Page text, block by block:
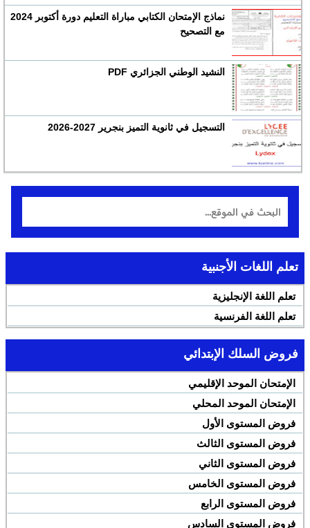
نماذج الإمتحان الكتابي مباراة التعليم دورة أكتوبر 2024
مع التصحيح
النشيد الوطني الجزائري PDF
التسجيل في ثانوية التميز بنجرير 2027-2026
تعلم اللغات الأجنبية
تعلم اللغة الإنجليزية
تعلم اللغة الفرنسية
فروض السلك الإبتدائي
الإمتحان الموحد الإقليمي
الإمتحان الموحد المحلي
فروض المستوى الأول
فروض المستوى الثالث
فروض المستوى الثاني
فروض المستوى الخامس
فروض المستوى الرابع
فروض المستوى السادس